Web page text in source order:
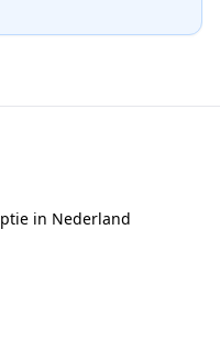
in Nederland